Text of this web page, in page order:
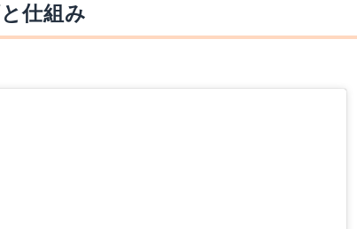
仕組み